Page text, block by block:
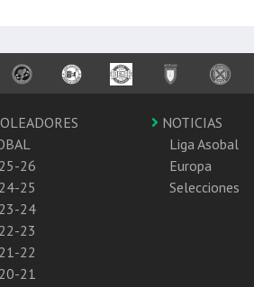
25-26
24-25
23-24
22-23
21-22
20-21
NOTICIAS
Liga Asobal
Europa
Selecciones